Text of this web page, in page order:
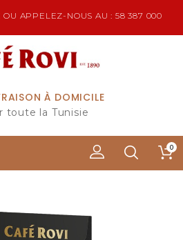
APPELEZ-NOUS AU : 58 387 000
À DOMICILE
toute la Tunisie
0